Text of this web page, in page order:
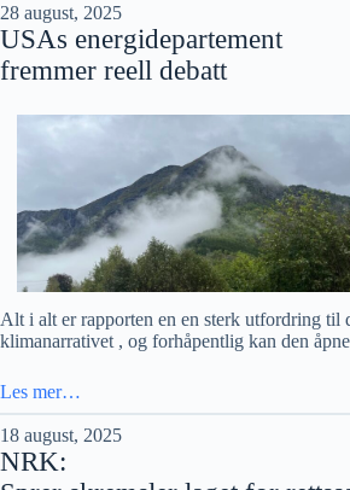
28 august, 2025
USAs energidepartement
fremmer reell debatt
Alt i alt er rapporten en en sterk utfordring til
klimanarrativet , og forhåpentlig kan den
Les mer…
18 august, 2025
NRK: